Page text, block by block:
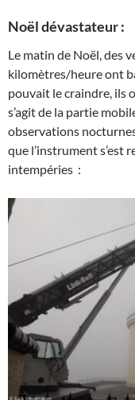
Noël dévastateur :
Le matin de Noël, des
kilomètres/heure ont
pouvait le craindre, ils
s’agit de la partie
observations
que l’instrument s’est
intempéries :